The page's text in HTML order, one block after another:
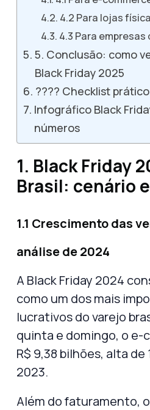
4.2 Para lojas
4.3 Para empresas
5. Conclusão: como
Black Friday 2025
???? Checklist
Infográfico Black
números
1. Black Friday
Brasil: cenário
1.1 Crescimento das
análise de 2024
A Black Friday 2024
como um dos mais
lucrativos do varejo
quinta e domingo, o
R$ 9,38 bilhões, alta de
2023.
Além do faturamento, o